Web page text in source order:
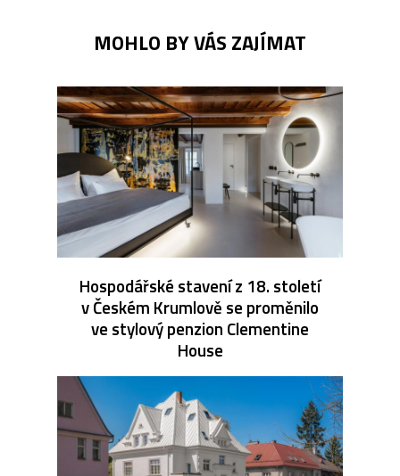
MOHLO BY VÁS ZAJÍMAT
Hospodářské stavení z 18. století
v Českém Krumlově se proměnilo
ve stylový penzion Clementine
House